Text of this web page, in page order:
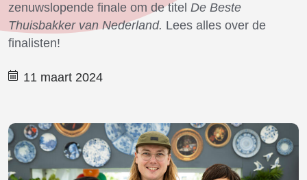
zenuwslopende finale om de titel De Beste
Thuisbakker van Nederland. Lees alles over de
finalisten!
11 maart 2024